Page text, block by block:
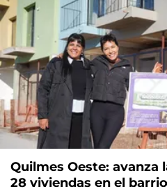
Quilmes Oeste: avanza
28 viviendas en el